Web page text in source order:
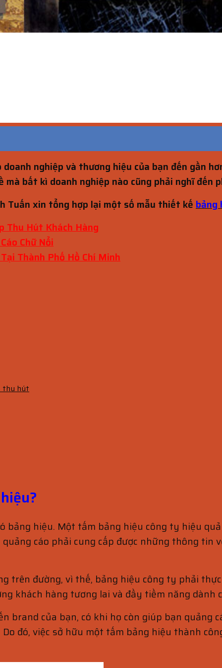
nghiệp và thương hiệu của bạn đến gần
bất kì doanh nghiệp nào cũng phải nghĩ đến
Tuấn xin tổng hợp lại một số mẫu thiết kế bảng
Thu Hút Khách Hàng
Chữ Nổi
Thành Phố Hồ Chí Minh
thu hút
bảng hiệu. Một tấm bảng hiệu công ty hiệu
cáo phải cung cấp được những thông tin
trên đường, vì thế, bảng hiệu công ty phải
khách hàng tương lai và đầy tiềm năng dành
brand của bạn, có khi họ còn giúp bạn quảng
đó, việc sở hữu một tấm bảng hiệu thành